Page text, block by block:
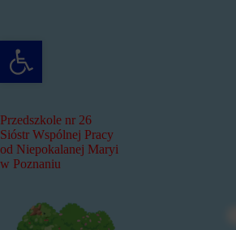
Otwórz pasek narzędzi
Przedszkole nr 26
Sióstr Wspólnej Pracy
od Niepokalanej Maryi
w Poznaniu